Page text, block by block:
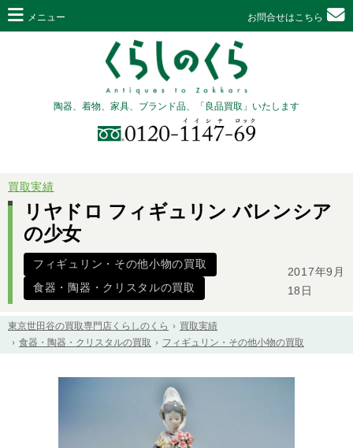
メニュー お問合せはこちら
陶器、着物、家具、ブランド品、「良品買取」いたします
買取実績
リヤドロ フィギュリン バレンシア
の少女
フィギュリン・その他小物の買取
食器・陶器・クリスタルの買取
2017年9月
18日
東京世田谷の買取専門店くらしのくら
買取実績
食器・陶器・クリスタルの買取
フィギュリン・その他小物の買取